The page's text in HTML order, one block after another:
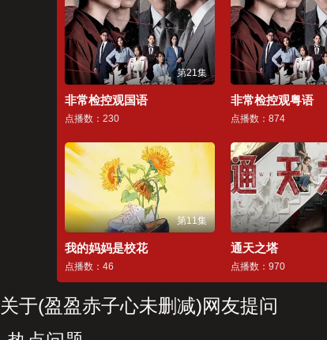
第21集
非常检控观国语
点播数：230
非常检控观粤语
点播数：874
第11集
我的妈妈是校花
点播数：46
通天之塔
点播数：970
关于(盈盈赤子心未删减)网友提问